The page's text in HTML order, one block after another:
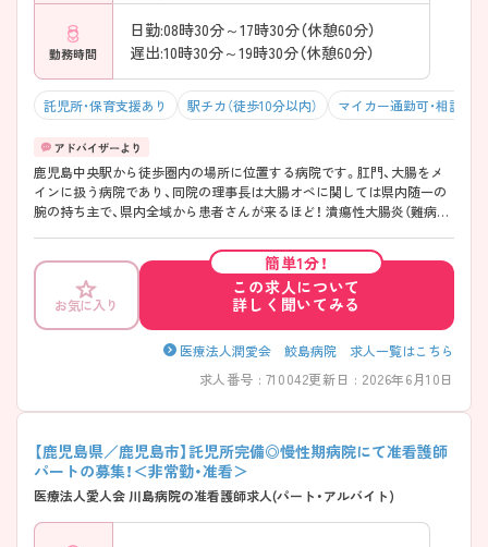
勤務時間
日勤:08時30分～17時30分（休憩60分）
遅出:10時30分～19時30分（休憩60分）
託児所・保育支援あり 駅チカ（徒歩10分以内） マイカー通勤可・相談可
鹿児島中央駅から徒歩圏内の場所に位置する病院です。肛門、大腸をメ
インに扱う病院であり、同院の理事長は大腸オペに関しては県内随一の
腕の持ち主で、県内全域から患者さんが来るほど！ 潰瘍性大腸炎（難病指
とてもおすすめです。福利厚生も充実しており、長く働ける環境が整っ
ております。 少しでもご興味を持たれましたら詳細をお伝えいたします
のでお気軽にお問い合わせくださいませ。
お気に入り
簡単1分！
この求人について
詳しく聞いてみる
医療法人潤愛会 鮫島病院 求人一覧はこちら
求人番号 : 710042更新日 : 2026年6月10日
【鹿児島県／鹿児島市】託児所完備◎慢性期病院にて准看護師
パートの募集！＜非常勤・准看＞
医療法人愛人会 川島病院の准看護師求人(パート・アルバイト)